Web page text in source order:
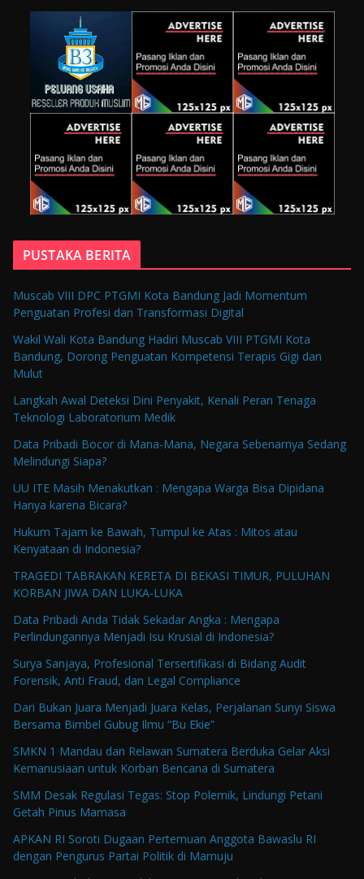
PUSTAKA BERITA
Muscab VIII DPC PTGMI Kota Bandung Jadi Momentum
Penguatan Profesi dan Transformasi Digital
Wakil Wali Kota Bandung Hadiri Muscab VIII PTGMI Kota
Bandung, Dorong Penguatan Kompetensi Terapis Gigi dan
Mulut
Langkah Awal Deteksi Dini Penyakit, Kenali Peran Tenaga
Teknologi Laboratorium Medik
Data Pribadi Bocor di Mana-Mana, Negara Sebenarnya Sedang
Melindungi Siapa?
UU ITE Masih Menakutkan : Mengapa Warga Bisa Dipidana
Hanya karena Bicara?
Hukum Tajam ke Bawah, Tumpul ke Atas : Mitos atau
Kenyataan di Indonesia?
TRAGEDI TABRAKAN KERETA DI BEKASI TIMUR, PULUHAN
KORBAN JIWA DAN LUKA-LUKA
Data Pribadi Anda Tidak Sekadar Angka : Mengapa
Perlindungannya Menjadi Isu Krusial di Indonesia?
Surya Sanjaya, Profesional Tersertifikasi di Bidang Audit
Forensik, Anti Fraud, dan Legal Compliance
Dari Bukan Juara Menjadi Juara Kelas, Perjalanan Sunyi Siswa
Bersama Bimbel Gubug Ilmu “Bu Ekie”
SMKN 1 Mandau dan Relawan Sumatera Berduka Gelar Aksi
Kemanusiaan untuk Korban Bencana di Sumatera
SMM Desak Regulasi Tegas: Stop Polemik, Lindungi Petani
Getah Pinus Mamasa
APKAN RI Soroti Dugaan Pertemuan Anggota Bawaslu RI
dengan Pengurus Partai Politik di Mamuju